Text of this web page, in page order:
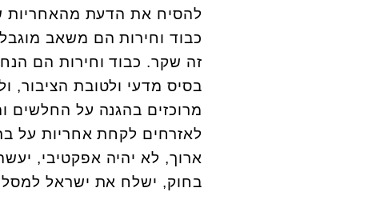
להסיח את הדעת מהאחריות
כבוד וחירות הם משאב
זה שקר. כבוד וחירות הם
בסיס מדעי ולטובת הציבור,
מרוכזים בהגנה על החלשים
לאזרחים לקחת אחריות על
ארוך, לא יהיה אפקטיבי,
בחוק, ישלח את ישראל